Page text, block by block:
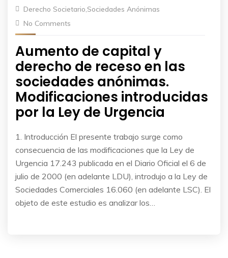
Derecho Societario,Sociedades Anónimas
No Comments
Aumento de capital y
derecho de receso en las
sociedades anónimas.
Modificaciones introducidas
por la Ley de Urgencia
1. Introducción El presente trabajo surge como
consecuencia de las modificaciones que la Ley de
Urgencia 17.243 publicada en el Diario Oficial el 6 de
julio de 2000 (en adelante LDU), introdujo a la Ley de
Sociedades Comerciales 16.060 (en adelante LSC). El
objeto de este estudio es analizar los…